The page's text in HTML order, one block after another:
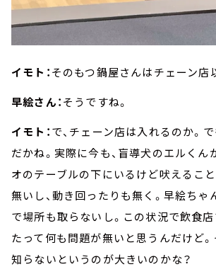
イモト：そのもつ鍋屋さんはチェーン店
早絵さん：そうですね。
イモト：で、チェーン店は入れるのか。
だかね。実際に今も、盲導犬のエルくん
オのテーブルの下にいるけど吠えるこ
無いし、動き回ったりも無く。早絵ちゃ
で場所も取らないし。この状況で飲食
たって何も問題が無いと思うんだけど。
知らないというのが大きいのかな？